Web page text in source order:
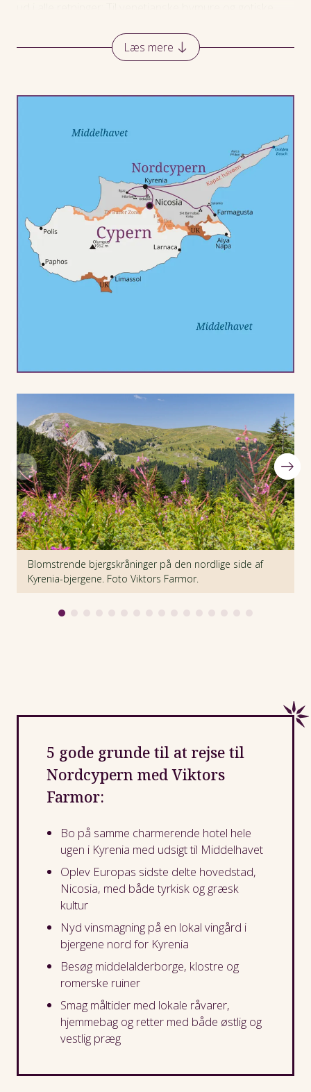
Med en dansktalende rejseleder og lokalkendte guider
får vi de gode historier med. Og der er altid tid til en
pause i skyggen – med udsigt over Middelhavet og en
kop kaffe, som den skal smage.
Læs mere
Blomstrende bjergskråninger på den nordlige side af
Kyrenia-bjergene. Foto Viktors Farmor.
5 gode grunde til at rejse til
Nordcypern med Viktors
Farmor:
Bo på samme charmerende hotel hele
ugen i Kyrenia med udsigt til Middelhavet
Oplev Europas sidste delte hovedstad,
Nicosia, med både tyrkisk og græsk
kultur
Nyd vinsmagning på en lokal vingård i
bjergene nord for Kyrenia
Besøg middelalderborge, klostre og
romerske ruiner
Smag måltider med lokale råvarer,
hjemmebag og retter med både østlig og
vestlig præg